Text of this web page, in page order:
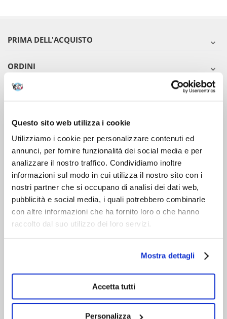
Questo sito web utilizza i cookie
Utilizziamo i cookie per personalizzare contenuti ed
annunci, per fornire funzionalità dei social media e per
analizzare il nostro traffico. Condividiamo inoltre
informazioni sul modo in cui utilizza il nostro sito con i
nostri partner che si occupano di analisi dei dati web,
pubblicità e social media, i quali potrebbero combinarle
con altre informazioni che ha fornito loro o che hanno
raccolto dal suo utilizzo dei loro servizi.
Mostra dettagli
Accetta tutti
Personalizza
PRIMA DELL'ACQUISTO
ORDINI
DOPO L'ACQUISTO
VIENI A CONOSCERCI